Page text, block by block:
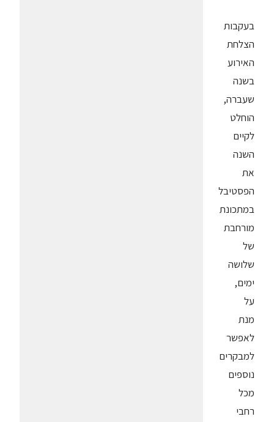
בעקבות
הצלחת
האירוע
בשנה
שעברה,
הוחלט
לקיים
השנה
את
הפסטיבל
במתכונת
מורחבת
של
שלושה
ימים,
על
מנת
לאפשר
למבקרים
נוספים
מכל
רחבי